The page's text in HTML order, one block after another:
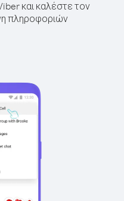
και καλέστε τον
πληροφοριών